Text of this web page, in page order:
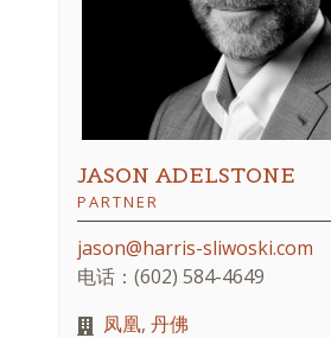
JASON ADELSTONE
PARTNER
jason@harris-sliwoski.com
电话：(602) 584-4649
凤凰, 丹佛